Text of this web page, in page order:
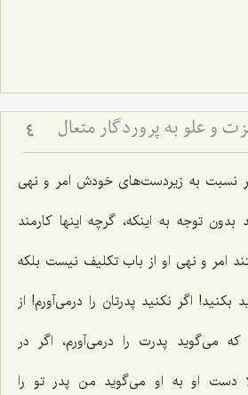
و علو به پروردگار متعال‏ 4
نسبت به زیردست‌های خودش امر و نهی
توجه به اینكه، گرچه اینها كارمند
امر و نهی او از باب تكلیف نیست بلكه
اگر نكنید پدرتان را درمی‌آورم! از
می‌گوید پدرت را درمی‌آورم، اگر در
دست او به او می‌گوید من پدر تو را